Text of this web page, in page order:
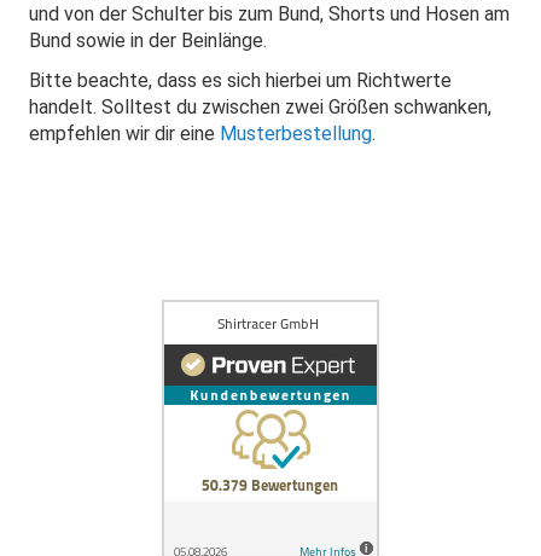
und von der Schulter bis zum Bund, Shorts und Hosen am
Bund sowie in der Beinlänge.
Bitte beachte, dass es sich hierbei um Richtwerte
handelt. Solltest du zwischen zwei Größen schwanken,
empfehlen wir dir eine Musterbestellung.